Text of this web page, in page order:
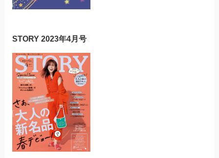
STORY 2023年4月号